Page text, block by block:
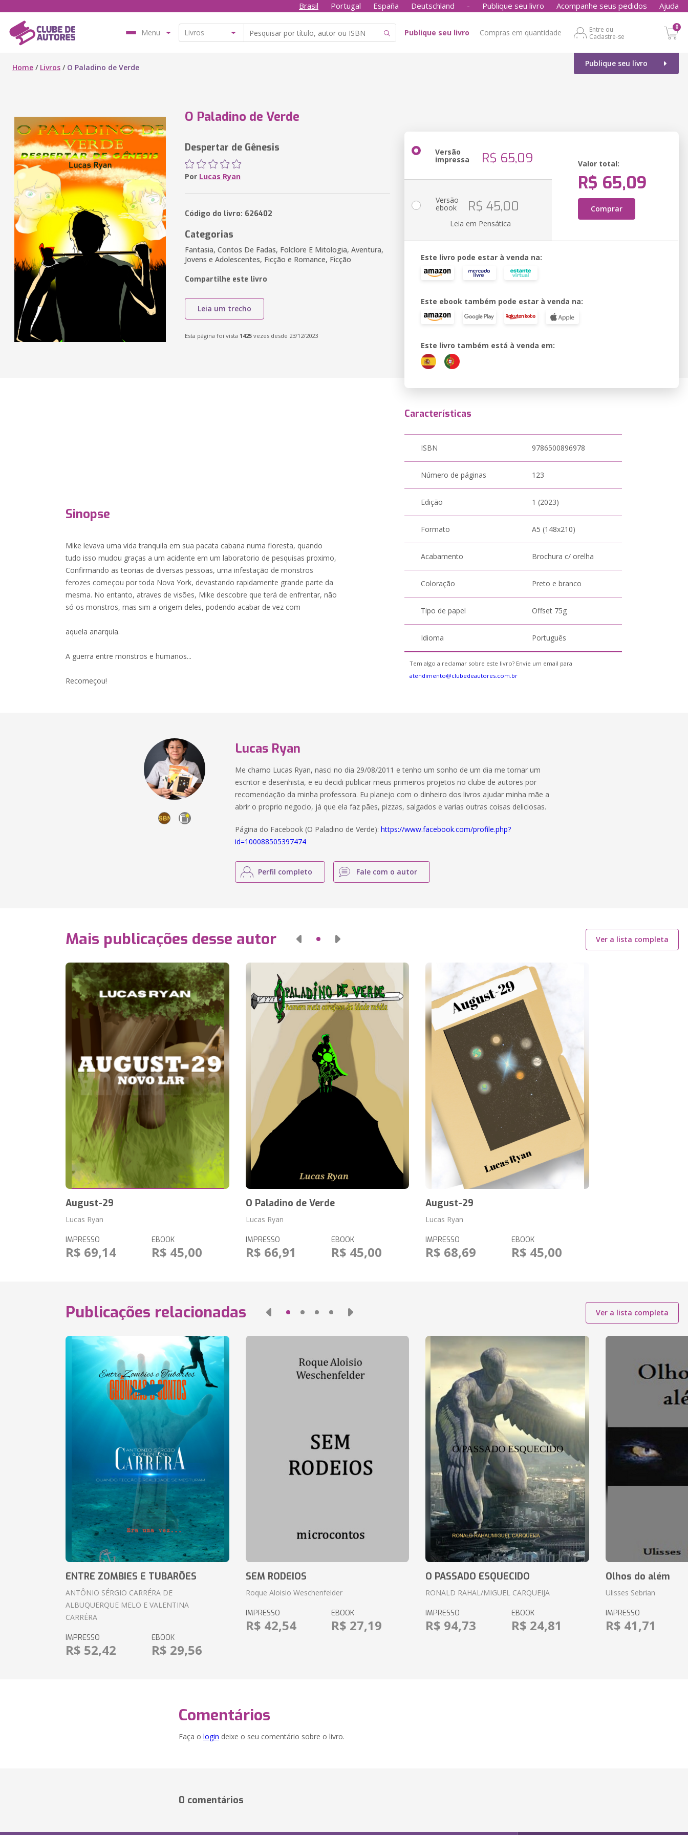
Brasil Portugal España Deutschland - Publique seu livro Acompanhe seus pedidos Ajuda
Menu Publique seu livro Compras em quantidade
Entre ou
Cadastre-se
0
Publique seu livro
Home / Livros / O Paladino de Verde
O Paladino de Verde
Despertar de Gênesis
Por Lucas Ryan
Código do livro: 626402
Categorias
Fantasia, Contos De Fadas, Folclore E Mitologia, Aventura,
Jovens e Adolescentes, Ficção e Romance, Ficção
Compartilhe este livro
Leia um trecho
Esta página foi vista 1425 vezes desde 23/12/2023
Versão
impressa R$ 65,09 Valor total:
R$ 65,09
Comprar
Versão
ebook R$ 45,00
Leia em Pensática
Este livro pode estar à venda na:
Este ebook também pode estar à venda na:
Este livro também está à venda em:
Sinopse
Mike levava uma vida tranquila em sua pacata cabana numa floresta, quando
tudo isso mudou graças a um acidente em um laboratorio de pesquisas proximo,
Confirmando as teorias de diversas pessoas, uma infestação de monstros
ferozes começou por toda Nova York, devastando rapidamente grande parte da
mesma. No entanto, atraves de visões, Mike descobre que terá de enfrentar, não
só os monstros, mas sim a origem deles, podendo acabar de vez com
aquela anarquia.
A guerra entre monstros e humanos...
Recomeçou!
Características
ISBN 9786500896978
Número de páginas 123
Edição 1 (2023)
Formato A5 (148x210)
Acabamento Brochura c/ orelha
Coloração Preto e branco
Tipo de papel Offset 75g
Idioma Português
Tem algo a reclamar sobre este livro? Envie um email para
atendimento@clubedeautores.com.br
Lucas Ryan
Me chamo Lucas Ryan, nasci no dia 29/08/2011 e tenho um sonho de um dia me tornar um
escritor e desenhista, e eu decidi publicar meus primeiros projetos no clube de autores por
recomendação da minha professora. Eu planejo com o dinheiro dos livros ajudar minha mãe a
abrir o proprio negocio, já que ela faz pães, pizzas, salgados e varias outras coisas deliciosas.
Página do Facebook (O Paladino de Verde):https://www.facebook.com/profile.php?
id=100088505397474
Perfil completo Fale com o autor
Mais publicações desse autor Ver a lista completa
August-29
Lucas Ryan
IMPRESSO
R$ 69,14
EBOOK
R$ 45,00
O Paladino de Verde
Lucas Ryan
IMPRESSO
R$ 66,91
EBOOK
R$ 45,00
August-29
Lucas Ryan
IMPRESSO
R$ 68,69
EBOOK
R$ 45,00
Publicações relacionadas Ver a lista completa
ENTRE ZOMBIES E TUBARÕES
ANTÔNIO SÉRGIO CARRÉRA DE
ALBUQUERQUE MELO E VALENTINA
CARRÉRA
IMPRESSO
R$ 52,42
EBOOK
R$ 29,56
SEM RODEIOS
Roque Aloisio Weschenfelder
IMPRESSO
R$ 42,54
EBOOK
R$ 27,19
O PASSADO ESQUECIDO
RONALD RAHAL/MIGUEL CARQUEIJA
IMPRESSO
R$ 94,73
EBOOK
R$ 24,81
Olhos do além
Ulisses Sebrian
IMPRESSO
R$ 41,71
Comentários
Faça o login deixe o seu comentário sobre o livro.
0 comentários